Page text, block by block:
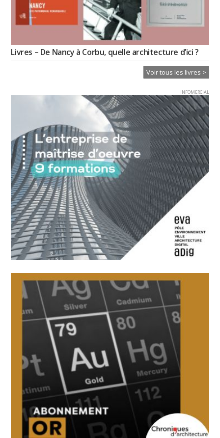
Livres – De Nancy à Corbu, quelle architecture d’ici ?
Voir tous les livres >
INFOMERCIAL